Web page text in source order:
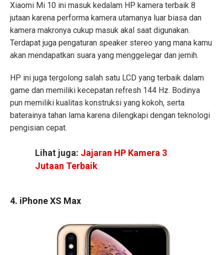
Xiaomi Mi 10 ini masuk kedalam HP kamera terbaik 8
jutaan karena performa kamera utamanya luar biasa dan
kamera makronya cukup masuk akal saat digunakan.
Terdapat juga pengaturan speaker stereo yang mana kamu
akan mendapatkan suara yang menggelegar dan jernih.
HP ini juga tergolong salah satu LCD yang terbaik dalam
game dan memiliki kecepatan refresh 144 Hz. Bodinya
pun memiliki kualitas konstruksi yang kokoh, serta
baterainya tahan lama karena dilengkapi dengan teknologi
pengisian cepat.
Lihat juga: Jajaran HP Kamera 3
Jutaan Terbaik
4. iPhone XS Max